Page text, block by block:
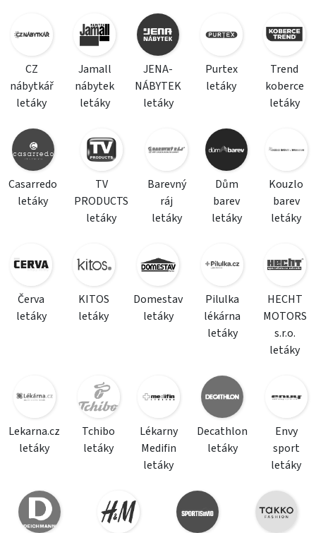
CZ
nábytkář
letáky
Jamall
nábytek
letáky
JENA-
NÁBYTEK
letáky
Purtex
letáky
Trend
koberce
letáky
Casarredo
letáky
TV
PRODUCTS
letáky
Barevný
ráj
letáky
Dům
barev
letáky
Kouzlo
barev
letáky
Červa
letáky
KITOS
letáky
Domestav
letáky
Pilulka
lékárna
letáky
HECHT
MOTORS
s.r.o.
letáky
Lekarna.cz
letáky
Tchibo
letáky
Lékarny
Medifin
letáky
Decathlon
letáky
Envy
sport
letáky